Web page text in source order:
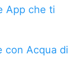
App che ti
con Acqua di